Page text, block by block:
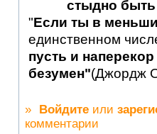
стыдно быть
"Если ты в
единственном
пусть и
безумен"(Джордж
» Войдите или
комментарии